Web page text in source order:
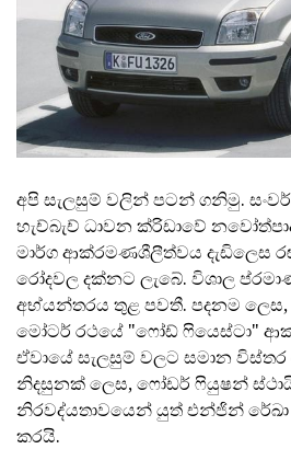
අපි සැලසුම් වලින් පටන් ගනිමු.
හැච්බැච් ධාවන ක්රිඩාවේ
මාර්ග ආක්රමණශීලීත්වය දැඩිලෙස
රෝදවල දක්නට ලැබේ. විශාල
අභ්යන්තරය තුළ පවතී. පදනම
මෝටර් රථයේ "ෆෝඩ් ෆියෙස්ටා"
ඒවායේ සැලසුම් වලට සමාන
නිදසුනක් ලෙස, ෆෝඩර් ෆියුෂන්
නිරවද්යතාවයෙන් යුත් එන්ජින් රේඛා
කරයි.